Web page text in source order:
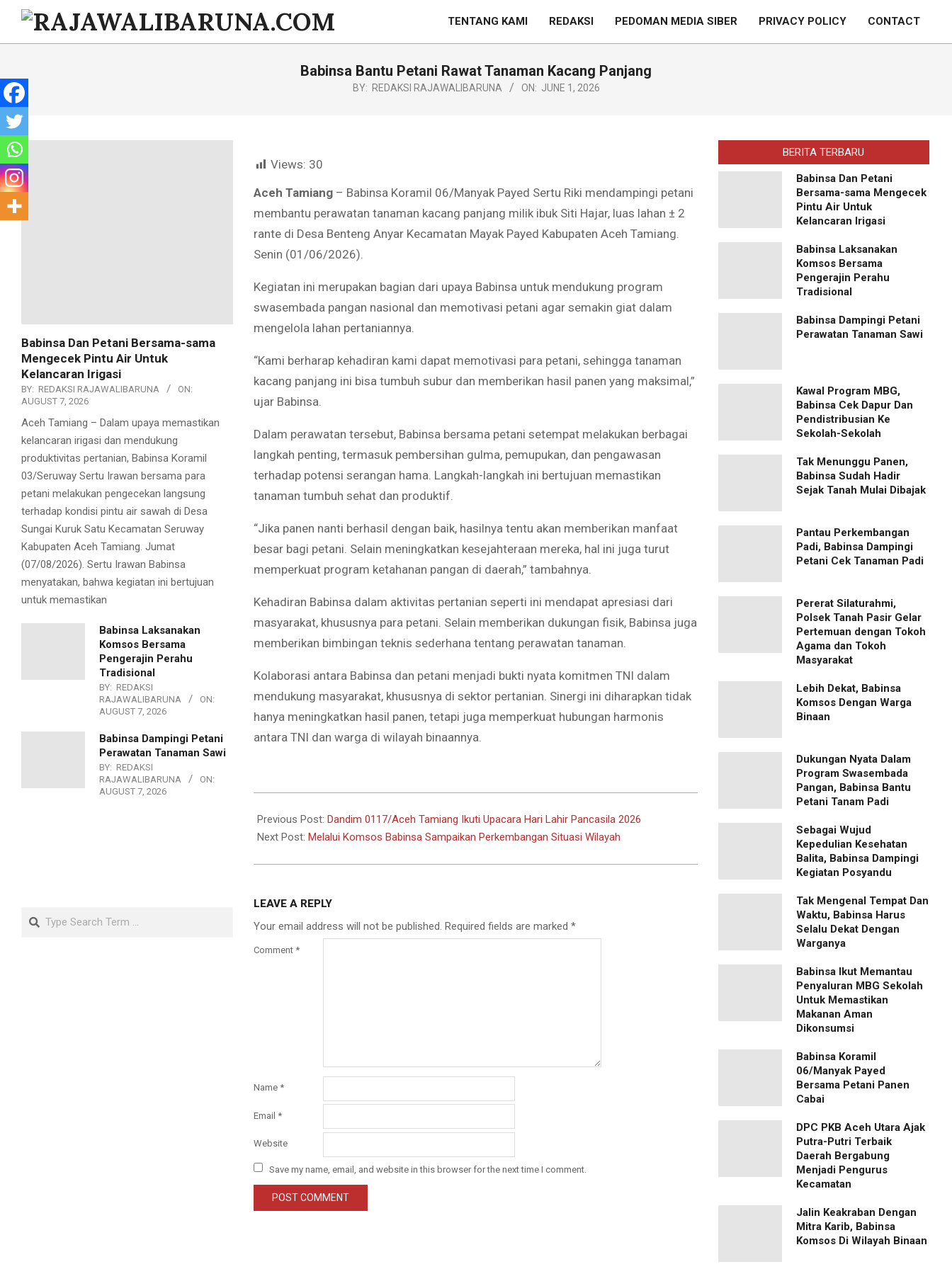
contentRAJAWALIBARUNA.COM
TENTANG KAMI REDAKSI PEDOMAN MEDIA SIBER PRIVACY POLICY CONTACT
Babinsa Bantu Petani Rawat Tanaman Kacang Panjang
BY: REDAKSI RAJAWALIBARUNA ON: JUNE 1, 2026
Views: 30
Aceh Tamiang– Babinsa Koramil 06/Manyak Payed Sertu Riki mendampingi petani
membantu perawatan tanaman kacang panjang milik ibuk Siti Hajar, luas lahan ± 2
rante di Desa Benteng Anyar Kecamatan Mayak Payed Kabupaten Aceh Tamiang.
Senin (01/06/2026).
Kegiatan ini merupakan bagian dari upaya Babinsa untuk mendukung program
swasembada pangan nasional dan memotivasi petani agar semakin giat dalam
mengelola lahan pertaniannya.
“Kami berharap kehadiran kami dapat memotivasi para petani, sehingga tanaman
kacang panjang ini bisa tumbuh subur dan memberikan hasil panen yang maksimal,”
ujar Babinsa.
Dalam perawatan tersebut, Babinsa bersama petani setempat melakukan berbagai
langkah penting, termasuk pembersihan gulma, pemupukan, dan pengawasan
terhadap potensi serangan hama. Langkah-langkah ini bertujuan memastikan
tanaman tumbuh sehat dan produktif.
“Jika panen nanti berhasil dengan baik, hasilnya tentu akan memberikan manfaat
besar bagi petani. Selain meningkatkan kesejahteraan mereka, hal ini juga turut
memperkuat program ketahanan pangan di daerah,” tambahnya.
Kehadiran Babinsa dalam aktivitas pertanian seperti ini mendapat apresiasi dari
masyarakat, khususnya para petani. Selain memberikan dukungan fisik, Babinsa juga
memberikan bimbingan teknis sederhana tentang perawatan tanaman.
Kolaborasi antara Babinsa dan petani menjadi bukti nyata komitmen TNI dalam
mendukung masyarakat, khususnya di sektor pertanian. Sinergi ini diharapkan tidak
hanya meningkatkan hasil panen, tetapi juga memperkuat hubungan harmonis
antara TNI dan warga di wilayah binaannya.
06-
01
Previous Post: Dandim 0117/Aceh Tamiang Ikuti Upacara Hari Lahir Pancasila 2026
Next Post: Melalui Komsos Babinsa Sampaikan Perkembangan Situasi Wilayah
LEAVE A REPLY
Your email address will not be published. Required fields are marked *
Comment *
Name *
Email *
Website
Save my name, email, and website in this browser for the next time I comment.
Babinsa Dan Petani Bersama-sama
Mengecek Pintu Air Untuk
Kelancaran Irigasi
BY: REDAKSI RAJAWALIBARUNA
ON:
AUGUST 7, 2026
Aceh Tamiang – Dalam upaya memastikan
kelancaran irigasi dan mendukung
produktivitas pertanian, Babinsa Koramil
03/Seruway Sertu Irawan bersama para
petani melakukan pengecekan langsung
terhadap kondisi pintu air sawah di Desa
Sungai Kuruk Satu Kecamatan Seruway
Kabupaten Aceh Tamiang. Jumat
(07/08/2026). Sertu Irawan Babinsa
menyatakan, bahwa kegiatan ini bertujuan
untuk memastikan
Babinsa Laksanakan
Komsos Bersama
Pengerajin Perahu
Tradisional
BY: REDAKSI
RAJAWALIBARUNA
ON:
AUGUST 7, 2026
Babinsa Dampingi Petani
Perawatan Tanaman Sawi
BY: REDAKSI
RAJAWALIBARUNA
ON:
AUGUST 7, 2026
Search
BERITA TERBARU
Babinsa Dan Petani
Bersama-sama Mengecek
Pintu Air Untuk
Kelancaran Irigasi
Babinsa Laksanakan
Komsos Bersama
Pengerajin Perahu
Tradisional
Babinsa Dampingi Petani
Perawatan Tanaman Sawi
Kawal Program MBG,
Babinsa Cek Dapur Dan
Pendistribusian Ke
Sekolah-Sekolah
Tak Menunggu Panen,
Babinsa Sudah Hadir
Sejak Tanah Mulai Dibajak
Pantau Perkembangan
Padi, Babinsa Dampingi
Petani Cek Tanaman Padi
Pererat Silaturahmi,
Polsek Tanah Pasir Gelar
Pertemuan dengan Tokoh
Agama dan Tokoh
Masyarakat
Lebih Dekat, Babinsa
Komsos Dengan Warga
Binaan
Dukungan Nyata Dalam
Program Swasembada
Pangan, Babinsa Bantu
Petani Tanam Padi
Sebagai Wujud
Kepedulian Kesehatan
Balita, Babinsa Dampingi
Kegiatan Posyandu
Tak Mengenal Tempat Dan
Waktu, Babinsa Harus
Selalu Dekat Dengan
Warganya
Babinsa Ikut Memantau
Penyaluran MBG Sekolah
Untuk Memastikan
Makanan Aman
Dikonsumsi
Babinsa Koramil
06/Manyak Payed
Bersama Petani Panen
Cabai
‎DPC PKB Aceh Utara Ajak
Putra-Putri Terbaik
Daerah Bergabung
Menjadi Pengurus
Kecamatan
Jalin Keakraban Dengan
Mitra Karib, Babinsa
Komsos Di Wilayah Binaan